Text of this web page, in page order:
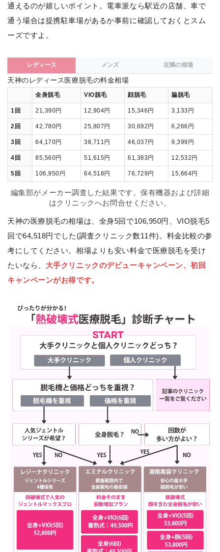
通えるのが嬉しいポイント。電車派なら駅近の店舗、車で
通う場合は提携駐車場があるか事前に確認しておくとスム
ーズですよ。
レディース メンズ 近隣の相場
天神のレディース医療脱毛の料金相場
全身脱毛 VIO脱毛 顔脱毛 脇脱毛
1回 21,390円 12,904円 15,346円 3,133円
2回 42,780円 25,807円 30,692円 6,266円
3回 64,170円 38,711円 46,037円 9,399円
4回 85,560円 51,615円 61,383円 12,532円
5回 106,950円 64,518円 76,729円 15,664円
編集部がメーカー調査した結果です。保有機器および詳細
はクリニックへお問合せください。
天神の医療脱毛の相場は、全身5回で106,950円、VIO脱毛5
回で64,518円でした(調査クリニック数11件)。料金比較の参
考にしてください。相場よりも安い料金で医療脱毛を受け
たいなら、 大手クリニックのデビューキャンペーン、初回
キャンペーンがお得です。